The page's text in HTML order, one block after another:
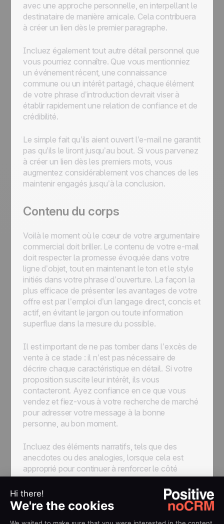
avec une approche personnelle, en interpellant le
destinataire de manière amicale. Cela contribuera
à créer un lien dès le premier paragraphe.
Incluez également tout autre détail personnel que
vous pourriez connaître. Que vous mentionniez
un événement récent, une connaissance
commune ou un intérêt partagé, chaque élément
de votre phrase d’introduction devrait viser à
établir rapidement une relation de confiance et de
crédibilité.
Le simple fait qu’ils aient ouvert l’e-mail ne garantit
pas qu’ils le liront jusqu’au bout. Si vous parvenez
à créer un lien dès les premiers mots, vous
augmentez considérablement vos chances de les
maintenir engagés jusqu’à la conclusion.
Contenu du corps
Voilà le moment où le cœur de votre argumentaire
commercial doit briller. Le contenu de votre e-mail
doit respecter la promesse évoquée dans votre
ligne d’objet, tout en maintenant le ton et le style
initiés dans votre phrase d’ouverture. La façon la
plus efficace de présenter les avantages de votre
offre est par l’emploi d’un langage direct, concis et
actif, en évitant le jargon ou toute information
superflue dans la mesure du possible.
Il est important de ne pas tomber dans l’excès de
vente à ce stade : il n’est pas nécessaire de
décrire chaque caractéristique en détail. Si votre
proposition suscite leur intérêt, ils vous
contacteront. Ayez confiance en ce que vous
vendez et fiez-vous à votre recherche de marché
pour adresser votre message à la bonne
personne, au bon moment.
Incluez des éléments narratifs, tels que des
anecdotes ou des analogies, lorsque cela est
approprié pour continuer à renforcer le côté
humain de la vente et stimuler l’enthousiasme
pour votre proposition. N’hésitez pas à utiliser des
listes à puces ou de courts paragraphes pour
améliorer la lisibilité à ce stade — personne ne